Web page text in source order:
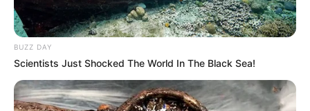
anseio popular no SUS.
para o Plano Nacional de Saúde provenientes da 17ª Conferência
Nacional de Saúde e sobre as prioridades para as ações e serviços
BUZZ DAY
Scientists Just Shocked The World In The Black Sea!